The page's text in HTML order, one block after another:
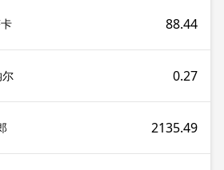
88.44
0.27
2135.49